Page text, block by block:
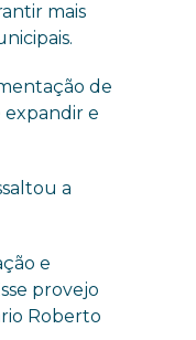
mais
de
expandir e
a
e
provejo
Roberto